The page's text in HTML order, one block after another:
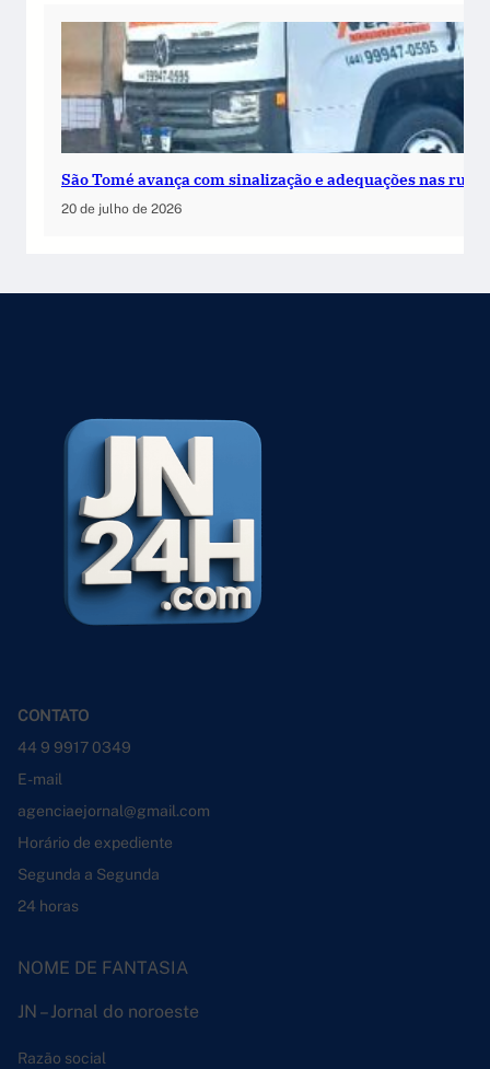
São Tomé avança com sinalização e adequações nas ruas
20 de julho de 2026
CONTATO
44 9 9917 0349
E-mail
agenciaejornal@gmail.com
Horário de expediente
Segunda a Segunda
24 horas
NOME DE FANTASIA
JN – Jornal do noroeste
Razão social